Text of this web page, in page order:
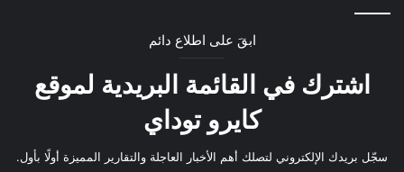
ابقَ على اطلاع دائم
اشترك في القائمة البريدية لموقع
كايرو توداي
سجّل بريدك الإلكتروني لتصلك أهم الأخبار العاجلة والتقارير المميزة أولًا بأول.